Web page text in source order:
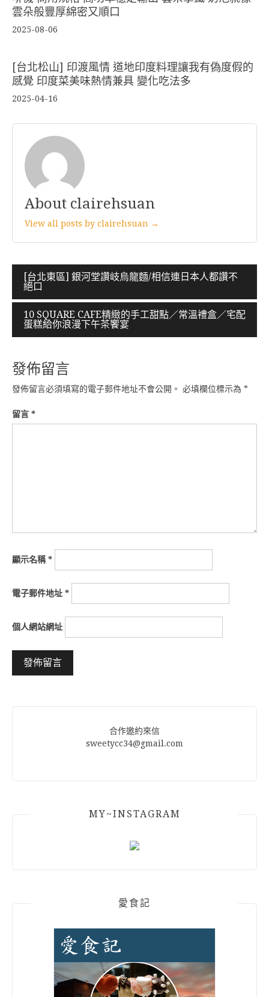
雲朵般豐厚綿密又順口
2025-08-06
[台北松山] 印渡風情 道地印度料理讓我有偽度假的
感覺 印度菜美味熱情兼具 變化吃法多
2025-04-16
About clairehsuan
View all posts by clairehsuan →
文
章
導
覽
[台北東區] 銀河堂讚岐烏龍麵/相信連日本人都讚不
絕口
10 SQUARE CAFE精緻的手工甜點／常溫禮盒／宅配
蛋糕給你浪漫下午茶饗宴
發佈留言
發佈留言必須填寫的電子郵件地址不會公開。 必填欄位標示為 *
留言 *
顯示名稱*
電子郵件地址 *
個人網站網址
合作邀約來信
sweetycc34@gmail.com
MY~INSTAGRAM
愛食記